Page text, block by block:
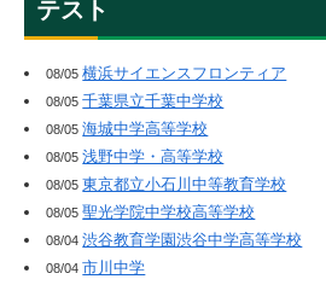
テスト
08/05横浜サイエンスフロンティア
08/05千葉県立千葉中学校
08/05海城中学高等学校
08/05浅野中学・高等学校
08/05 東京都立小石川中等教育学校
08/05聖光学院中学校高等学校
08/04渋谷教育学園渋谷中学高等学校
08/04 市川中学